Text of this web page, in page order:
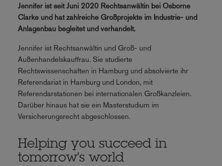
Jennifer ist seit Juni 2020 Rechtsanwältin bei Osborne
Clarke und hat zahlreiche Großprojekte im Industrie- und
Anlagenbau begleitet und verhandelt.
Jennifer ist Rechtsanwältin und Groß- und
Außenhandelskauffrau. Sie studierte
Rechtswissenschaften in Hamburg und absolvierte ihr
Referendariat in Hamburg und London, mit
Referendarstationen bei internationalen Großkanzleien.
Darüber hinaus hat sie ein Masterstudium im
Versicherungsrecht abgeschlossen.
Helping you succeed in
tomorrow's world